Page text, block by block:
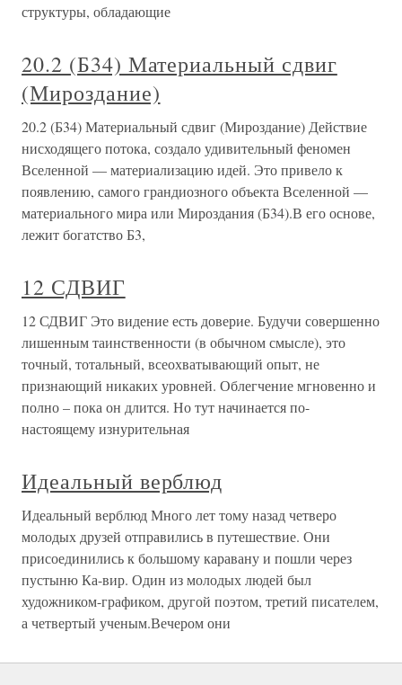
структуры, обладающие
20.2 (Б34) Материальный сдвиг
(Мироздание)
20.2 (Б34) Материальный сдвиг (Мироздание) Действие
нисходящего потока, создало удивительный феномен
Вселенной — материализацию идей. Это привело к
появлению, самого грандиозного объекта Вселенной —
материального мира или Мироздания (Б34).В его основе,
лежит богатство Б3,
12 СДВИГ
12 СДВИГ Это видение есть доверие. Будучи совершенно
лишенным таинственности (в обычном смысле), это
точный, тотальный, всеохватывающий опыт, не
признающий никаких уровней. Облегчение мгновенно и
полно – пока он длится. Но тут начинается по-
настоящему изнурительная
Идеальный верблюд
Идеальный верблюд Много лет тому назад четверо
молодых друзей отправились в путешествие. Они
присоединились к большому каравану и пошли через
пустыню Ка-вир. Один из молодых людей был
художником-графиком, другой поэтом, третий писателем,
а четвертый ученым.Вечером они